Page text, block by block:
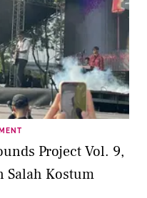
Project Vol. 9,
Salah Kostum